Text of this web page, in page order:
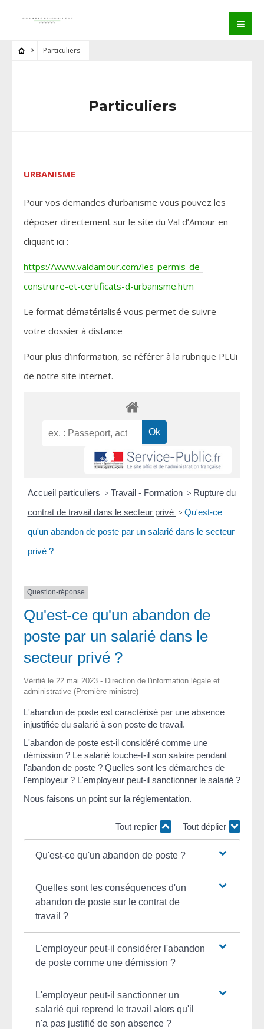
Particuliers
Particuliers
URBANISME
Pour vos demandes d’urbanisme vous pouvez les
déposer directement sur le site du Val d’Amour en
cliquant ici :
https://www.valdamour.com/les-permis-de-
construire-et-certificats-d-urbanisme.htm
Le format dématérialisé vous permet de suivre
votre dossier à distance
Pour plus d’information, se référer à la rubrique PLUi
de notre site internet.
Accueil particuliers > Travail - Formation > Rupture du
contrat de travail dans le secteur privé > Qu'est-ce
qu'un abandon de poste par un salarié dans le secteur
privé ?
Question-réponse
Qu'est-ce qu'un abandon de
poste par un salarié dans le
secteur privé ?
Vérifié le 22 mai 2023 - Direction de l'information légale et
administrative (Première ministre)
L'abandon de poste est caractérisé par une absence
injustifiée du salarié à son poste de travail.
L'abandon de poste est-il considéré comme une
démission ? Le salarié touche-t-il son salaire pendant
l'abandon de poste ? Quelles sont les démarches de
l'employeur ? L'employeur peut-il sanctionner le salarié ?
Nous faisons un point sur la réglementation.
Tout replier Tout déplier
Qu'est-ce qu'un abandon de poste ?
Quelles sont les conséquences d'un
abandon de poste sur le contrat de
travail ?
L'employeur peut-il considérer l'abandon
de poste comme une démission ?
L'employeur peut-il sanctionner un
salarié qui reprend le travail alors qu'il
n'a pas justifié de son absence ?